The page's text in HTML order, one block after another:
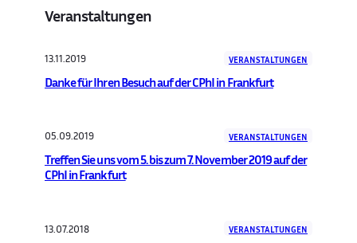
Veranstaltungen
13.11.2019 VERANSTALTUNGEN
Danke für Ihren Besuch auf der CPhI in Frankfurt
05.09.2019 VERANSTALTUNGEN
Treffen Sie uns vom 5. bis zum 7. November 2019 auf der
CPhI in Frankfurt
13.07.2018 VERANSTALTUNGEN